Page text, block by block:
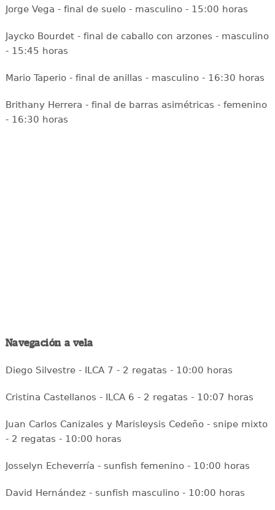
Jorge Vega - final de suelo - masculino - 15:00 horas
Jaycko Bourdet - final de caballo con arzones - masculino
- 15:45 horas
Mario Taperio - final de anillas - masculino - 16:30 horas
Brithany Herrera - final de barras asimétricas - femenino
- 16:30 horas
Navegación a vela
Diego Silvestre - ILCA 7 - 2 regatas - 10:00 horas
Cristina Castellanos - ILCA 6 - 2 regatas - 10:07 horas
Juan Carlos Canizales y Marisleysis Cedeño - snipe mixto
- 2 regatas - 10:00 horas
Josselyn Echeverría - sunfish femenino - 10:00 horas
David Hernández - sunfish masculino - 10:00 horas